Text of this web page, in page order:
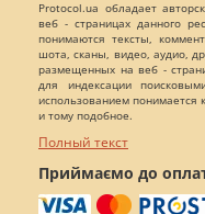
Protocol.ua обладает
веб - страницах данного
понимаются тексты,
шота, сканы, видео, аудио,
размещенных на веб -
для индексации
использованием понимается
и тому подобное.
Полный текст
Приймаємо до